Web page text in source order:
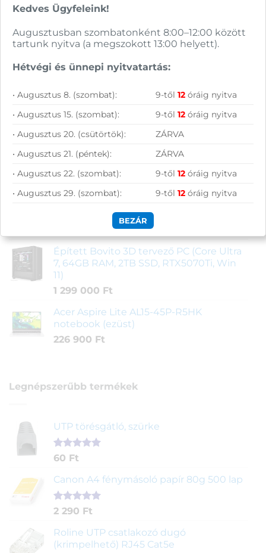
Legújabb termékek
fülhallgató (fehér)
6 690Ft
Épített Bovito 3D tervező PC (Core Ultra
739 900
Épített Bovito 3D tervező PC (Core Ultra
7, 64GB RAM, 2TB SSD, RTX5070Ti, Win
11)
1 299 000 Ft
Acer Aspire Lite AL15-45P-R5HK
notebook (ezüst)
226 900 Ft
Legnépszerűbb termékek
UTP törésgátló, szürke
Értékelés
ből,
1
értékelés
alapján
60 Ft
Canon A4 fénymásoló papír 80g 500 lap
Értékelés
ből,
2
értékelés
alapján
2 290 Ft
Roline UTP csatlakozó dugó
(krimpelhető) RJ45 Cat5e
Kedves Ügyfeleink!
Augusztusban szombatonként 8:00–12:00 között
tartunk nyitva (a megszokott 13:00 helyett).
Hétvégi és ünnepi nyitvatartás:
• Augusztus 8. (szombat): 9-től12 óráig nyitva
• Augusztus 15. (szombat):
9-től12 óráig nyitva
• Augusztus 20. (csütörtök):
ZÁRVA
• Augusztus 21. (péntek):
ZÁRVA
• Augusztus 22. (szombat):
9-től12 óráig nyitva
• Augusztus 29. (szombat):
9-től12 óráig nyitva
BEZÁR